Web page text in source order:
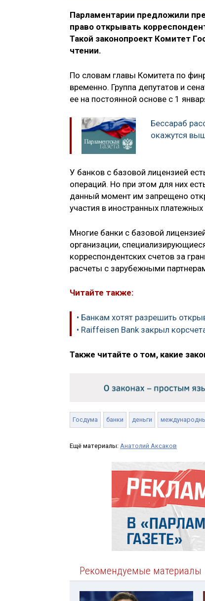
Парламентарии предложили
право открывать
Такой законопроект Комитет
чтении.
По словам главы Комитета по
временно. Группа депутатов и
ее на постоянной основе с 1
Бессараб
окажутся
У банков с базовой лицензией
операций. Но при этом для них
данный момент им запрещено
участия в иностранных платежных
Многие банки с базовой
организации,
корреспондентских счетов за
расчеты с зарубежными
Читайте также:
• Банкам хотят разрешить
• Raiffeisen Bank закрыл
Также читайте о том, какие
Госдума банки деньги
Ещё материалы: Анатолий Аксаков
Рекомендуемые материалы